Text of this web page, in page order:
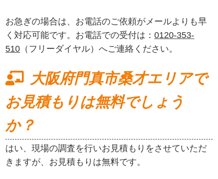
お急ぎの場合は、お電話のご依頼がメールよりも早
く対応可能です。お電話での受付は：0120-353-
510 （フリーダイヤル）へご連絡ください。
大阪府門真市桑才エリアで
お見積もりは無料でしょう
か？
はい、現場の調査を行いお見積もりをさせていただ
きますが、お見積もりは無料です。